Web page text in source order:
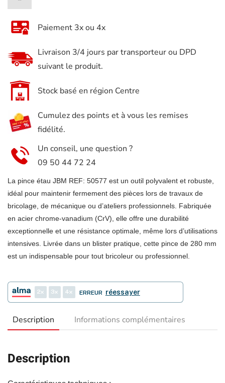
de
Pince
Étau
50577
Paiement 3x ou 4x
Livraison 3/4 jours par transporteur ou DPD
suivant le produit.
Stock basé en région Centre
Cumulez des points et à vous les remises
fidélité.
Un conseil, une question ?
09 50 44 72 24
La pince étau JBM REF: 50577 est un outil polyvalent et robuste,
idéal pour maintenir fermement des pièces lors de travaux de
bricolage, de mécanique ou d’ateliers professionnels. Fabriquée
en acier chrome-vanadium (CrV), elle offre une durabilité
exceptionnelle et une résistance optimale, même lors d’utilisations
intensives. Livrée dans un blister pratique, cette pince de 280 mm
est un indispensable pour tout bricoleur ou professionnel.
2 3 4 ERREUR réessayer
Description Informations complémentaires
Description